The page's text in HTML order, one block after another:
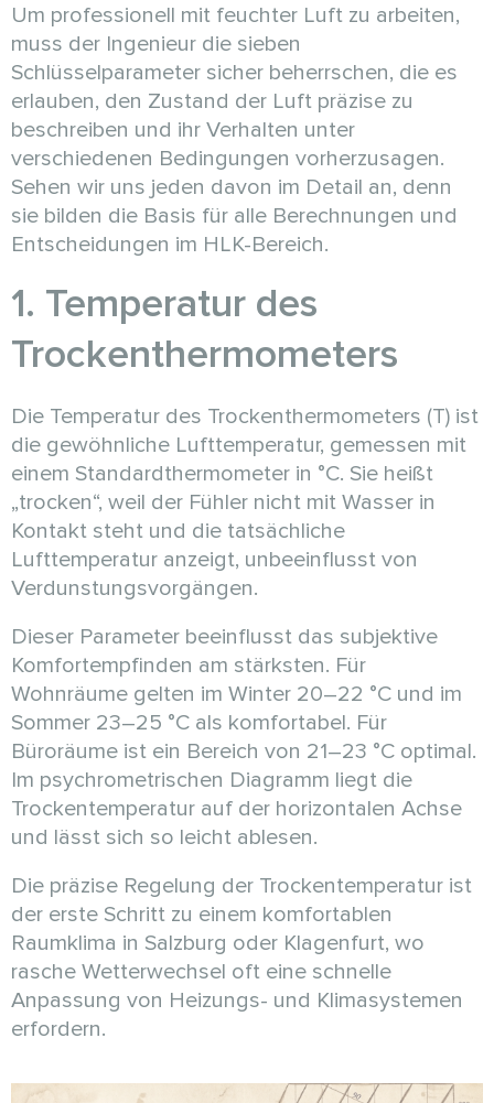
Um professionell mit feuchter Luft zu arbeiten,
muss der Ingenieur die sieben
Schlüsselparameter sicher beherrschen, die es
erlauben, den Zustand der Luft präzise zu
beschreiben und ihr Verhalten unter
verschiedenen Bedingungen vorherzusagen.
Sehen wir uns jeden davon im Detail an, denn
sie bilden die Basis für alle Berechnungen und
Entscheidungen im HLK-Bereich.
1. Temperatur des
Trockenthermometers
Die Temperatur des Trockenthermometers (T) ist
die gewöhnliche Lufttemperatur, gemessen mit
einem Standardthermometer in °C. Sie heißt
„trocken“, weil der Fühler nicht mit Wasser in
Kontakt steht und die tatsächliche
Lufttemperatur anzeigt, unbeeinflusst von
Verdunstungsvorgängen.
Dieser Parameter beeinflusst das subjektive
Komfortempfinden am stärksten. Für
Wohnräume gelten im Winter 20–22 °C und im
Sommer 23–25 °C als komfortabel. Für
Büroräume ist ein Bereich von 21–23 °C optimal.
Im psychrometrischen Diagramm liegt die
Trockentemperatur auf der horizontalen Achse
und lässt sich so leicht ablesen.
Die präzise Regelung der Trockentemperatur ist
der erste Schritt zu einem komfortablen
Raumklima in Salzburg oder Klagenfurt, wo
rasche Wetterwechsel oft eine schnelle
Anpassung von Heizungs- und Klimasystemen
erfordern.